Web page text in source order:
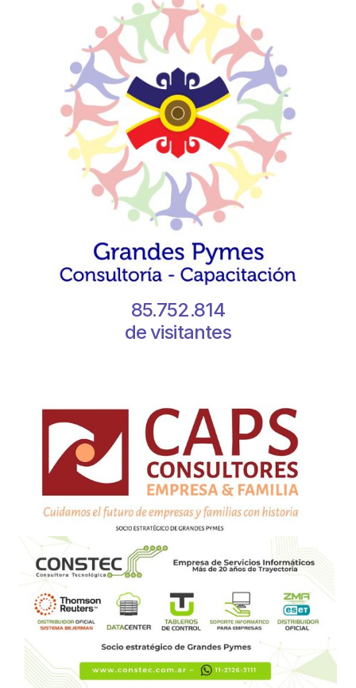
85.752.814
de visitantes